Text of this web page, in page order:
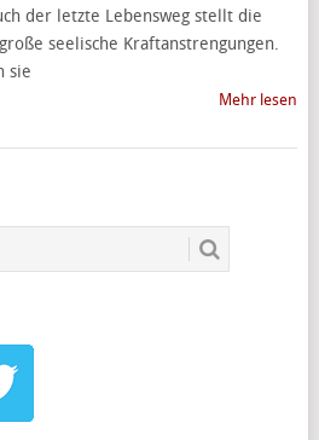
der letzte Lebensweg stellt die
seelische Kraftanstrengungen.
sie
Mehr lesen